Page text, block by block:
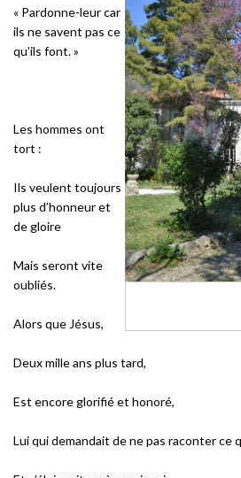
« Pardonne-leur car
ils ne savent pas ce
qu’ils font. »
Les hommes ont
tort :
Ils veulent toujours
plus d’honneur et
de gloire
Mais seront vite
oubliés.
Alors que Jésus,
Deux mille ans plus tard,
Est encore glorifié et honoré,
Lui qui demandait de ne pas raconter ce